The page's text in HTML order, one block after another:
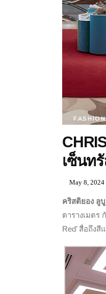
เซ็นท
May 8, 2024
คริสติยอง ลู
ตารางเมตร
Red’ สื่อถึง